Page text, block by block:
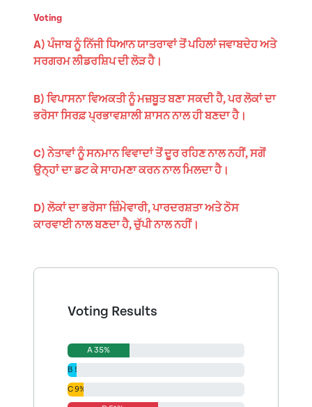
Voting
A) ਪੰਜਾਬ ਨੂੰ ਨਿੱਜੀ ਧਿਆਨ ਯਾਤਰਾਵਾਂ ਤੋਂ ਪਹਿਲਾਂ ਜਵਾਬਦੇਹ ਅਤੇ
ਸਰਗਰਮ ਲੀਡਰਸ਼ਿਪ ਦੀ ਲੋੜ ਹੈ।
B) ਵਿਪਾਸਨਾ ਵਿਅਕਤੀ ਨੂੰ ਮਜ਼ਬੂਤ ਬਣਾ ਸਕਦੀ ਹੈ, ਪਰ ਲੋਕਾਂ ਦਾ
ਭਰੋਸਾ ਸਿਰਫ਼ ਪ੍ਰਭਾਵਸ਼ਾਲੀ ਸ਼ਾਸਨ ਨਾਲ ਹੀ ਬਣਦਾ ਹੈ।
C) ਨੇਤਾਵਾਂ ਨੂੰ ਸਨਮਾਨ ਵਿਵਾਦਾਂ ਤੋਂ ਦੂਰ ਰਹਿਣ ਨਾਲ ਨਹੀਂ, ਸਗੋਂ
ਉਨ੍ਹਾਂ ਦਾ ਡਟ ਕੇ ਸਾਹਮਣਾ ਕਰਨ ਨਾਲ ਮਿਲਦਾ ਹੈ।
D) ਲੋਕਾਂ ਦਾ ਭਰੋਸਾ ਜ਼ਿੰਮੇਵਾਰੀ, ਪਾਰਦਰਸ਼ਤਾ ਅਤੇ ਠੋਸ
ਕਾਰਵਾਈ ਨਾਲ ਬਣਦਾ ਹੈ, ਚੁੱਪੀ ਨਾਲ ਨਹੀਂ।
Voting Results
A 35%
B 5%
C 9%